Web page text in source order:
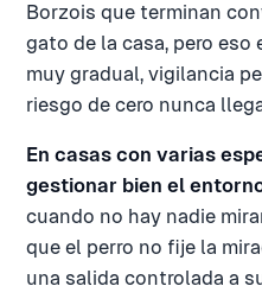
Borzois que terminan
gato de la casa, pero eso
muy gradual, vigilancia
riesgo de cero nunca
En casas con varias
gestionar bien el
cuando no hay nadie
que el perro no fije la
una salida controlada a